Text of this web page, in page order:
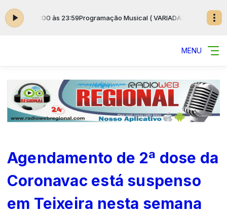
00:00 às 23:59 Programação Musical ( VARIADAS ) das 00:00 às
MENU
Agendamento de 2ª dose da
Coronavac está suspenso
em Teixeira nesta semana